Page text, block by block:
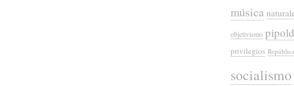
música
objetivismo
privilegios
socialismo